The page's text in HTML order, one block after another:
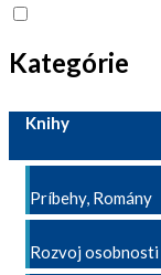
Kategórie
Knihy
Príbehy, Romány
Rozvoj osobnosti